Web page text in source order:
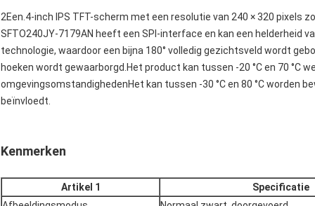
2Een.4-inch IPS TFT-scherm met een resolutie van 240 × 320 pixels
SFTO240JY-7179AN heeft een SPI-interface en kan een helderheid
technologie, waardoor een bijna 180° volledig gezichtsveld wordt
hoeken wordt gewaarborgd.Het product kan tussen -20 °C en 70 °C
omgevingsomstandighedenHet kan tussen -30 °C en 80 °C worden
beïnvloedt.
Kenmerken
Artikel 1
Specificatie